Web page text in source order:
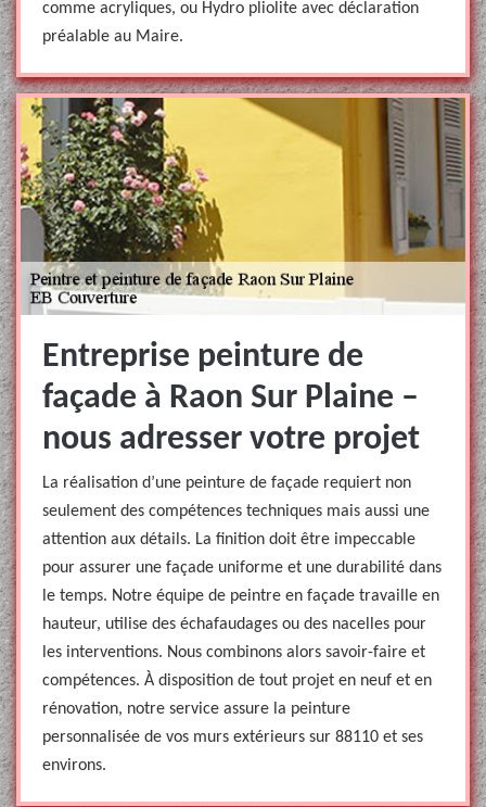
comme acryliques, ou Hydro pliolite avec déclaration
préalable au Maire.
Entreprise peinture de
façade à Raon Sur Plaine –
nous adresser votre projet
La réalisation d’une peinture de façade requiert non
seulement des compétences techniques mais aussi une
attention aux détails. La finition doit être impeccable
pour assurer une façade uniforme et une durabilité dans
le temps. Notre équipe de peintre en façade travaille en
hauteur, utilise des échafaudages ou des nacelles pour
les interventions. Nous combinons alors savoir-faire et
compétences. À disposition de tout projet en neuf et en
rénovation, notre service assure la peinture
personnalisée de vos murs extérieurs sur 88110 et ses
environs.